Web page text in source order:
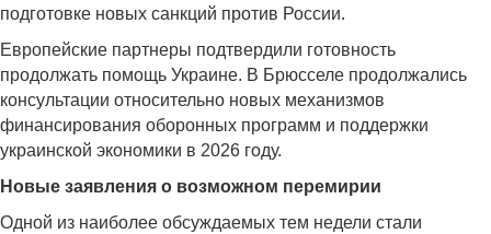
подготовке новых санкций против России.
Европейские партнеры подтвердили готовность
продолжать помощь Украине. В Брюсселе продолжались
консультации относительно новых механизмов
финансирования оборонных программ и поддержки
украинской экономики в 2026 году.
Новые заявления о возможном перемирии
Одной из наиболее обсуждаемых тем недели стали